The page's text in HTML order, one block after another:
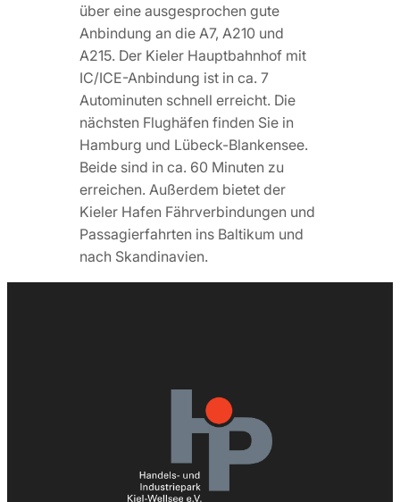
über eine ausgesprochen gute
Anbindung an die A7, A210 und
A215. Der Kieler Hauptbahnhof mit
IC/ICE-Anbindung ist in ca. 7
Autominuten schnell erreicht. Die
nächsten Flughäfen finden Sie in
Hamburg und Lübeck-Blankensee.
Beide sind in ca. 60 Minuten zu
erreichen. Außerdem bietet der
Kieler Hafen Fährverbindungen und
Passagierfahrten ins Baltikum und
nach Skandinavien.